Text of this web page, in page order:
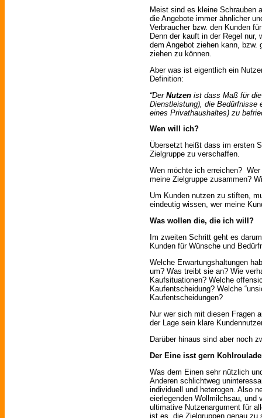
Meist sind es kleine Schrauben
die Angebote immer ähnlicher
Verbraucher bzw. den Kunden
Denn der kauft in der Regel nur,
dem Angebot ziehen kann, bzw.
ziehen zu können.
Aber was ist eigentlich ein
Definition:
“Der Nutzen ist dass Maß für
Dienstleistung), die
eines Privathaushaltes) zu
Wen will ich?
Übersetzt heißt dass im ersten
Zielgruppe zu verschaffen.
Wen möchte ich erreichen?
meine Zielgruppe zusammen?
Um Kunden nutzen zu stiften,
eindeutig wissen, wer meine
Was wollen die, die ich will?
Im zweiten Schritt geht es
Kunden für Wünsche und
Welche Erwartungshaltungen
um? Was treibt sie an? Wie
Kaufsituationen? Welche
Kaufentscheidung? Welche
Kaufentscheidungen?
Nur wer sich mit diesen Fragen
der Lage sein klare
Darüber hinaus sind aber noch
Der Eine isst gern
Was dem Einen sehr nützlich
Anderen schlichtweg
individuell und heterogen. Also
eierlegenden Wollmilchsau, und
ultimative Nutzenargument für
ist es, die Zielgruppen genau zu